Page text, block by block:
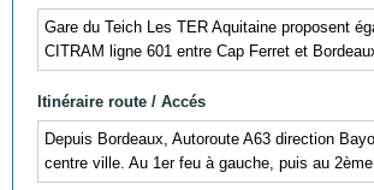
Gare du Teich Les TER Aquitaine proposent
CITRAM ligne 601 entre Cap Ferret et
Itinéraire route / Accés
Depuis Bordeaux, Autoroute A63 direction
centre ville. Au 1er feu à gauche, puis au